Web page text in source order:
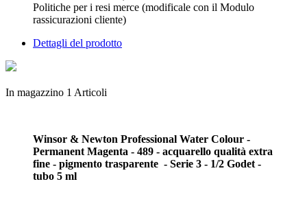
Politiche per i resi merce (modificale con il Modulo
rassicurazioni cliente)
Dettagli del prodotto
In magazzino 1 Articoli
Winsor & Newton Professional Water Colour -
Permanent Magenta - 489 - acquarello qualità extra
fine - pigmento trasparente - Serie 3 - 1/2 Godet -
tubo 5 ml